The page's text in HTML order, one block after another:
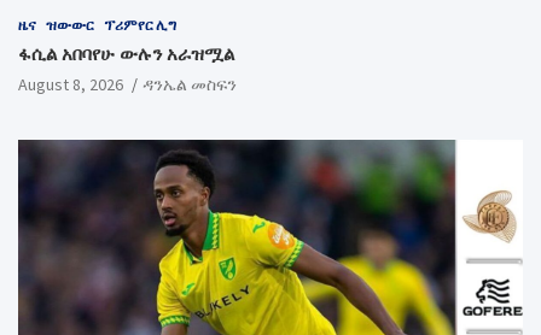
ዜና ዝውውር ፕሪምየር ሊግ
ፋሲል አበባየሁ ውሉን አራዝሟል
August 8, 2026 ዳንኤል መስፍን